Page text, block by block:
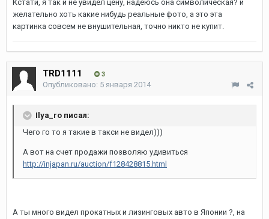
Кстати, я так и не увидел цену, надеюсь она символическая? и
желательно хоть какие нибудь реальные фото, а это эта
картинка совсем не внушительная, точно никто не купит.
TRD1111 3
Опубликовано: 5 января 2014
Ilya_ro писал:
Чего го то я такие в такси не видел)))
А вот на счет продажи позволяю удивиться
http://injapan.ru/auction/f128428815.html
А ты много видел прокатных и лизинговых авто в Японии ?, на